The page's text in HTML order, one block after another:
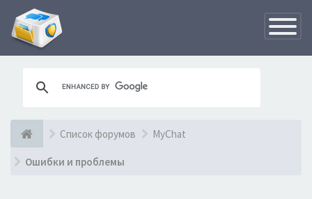
Список форумов MyChat
Ошибки и проблемы